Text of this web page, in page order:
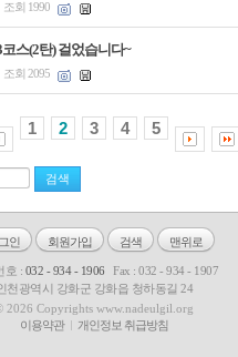
조회 1990
스(2탄) 걸었습니다~
조회 2095
1 2 3 4 5
인 회원가입 검색 맨위로
호 : 032 - 934 - 1906
Fax : 032 - 934 - 1907
천광역시 강화군 강화읍 청하동길 24
2026 Copyrights www.nadeulgil.org
이용약관
개인정보 취급방침